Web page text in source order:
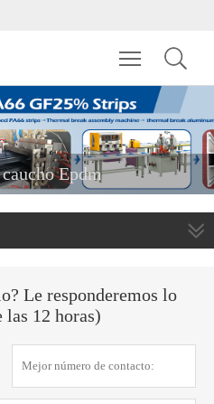
Toggle
Epdm
Le responderemos lo
las 12 horas)